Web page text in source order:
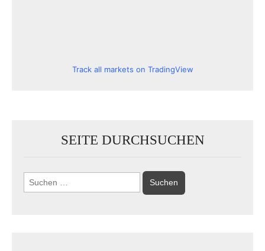
Track all markets on TradingView
SEITE DURCHSUCHEN
Suchen
nach: